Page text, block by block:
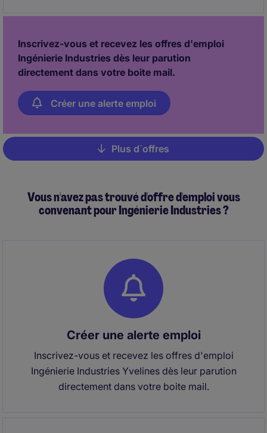
Inscrivez-vous et recevez les offres d'emploi
Ingénierie Industries dès leur parution
directement dans votre boite mail.
Créer une alerte emploi
Pagination
Plus d´offres
Vous n'avez pas trouvé d'offre d'emploi vous
convenant pour Ingénierie Industries ?
Créer une alerte emploi
Inscrivez-vous et recevez les offres d'emploi
Ingénierie Industries Yvelines dès leur parution
directement dans votre boite mail.